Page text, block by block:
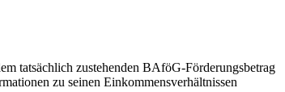
tatsächlich zustehenden BAföG-Förderungsbetrag
zu seinen Einkommensverhältnissen